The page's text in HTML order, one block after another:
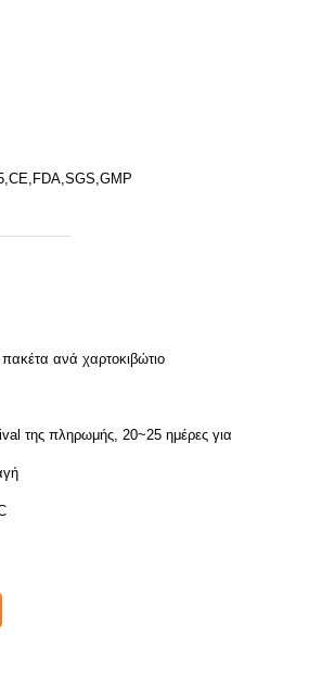
ανά χαρτοκιβώτιο
της πληρωμής, 20~25 ημέρες για